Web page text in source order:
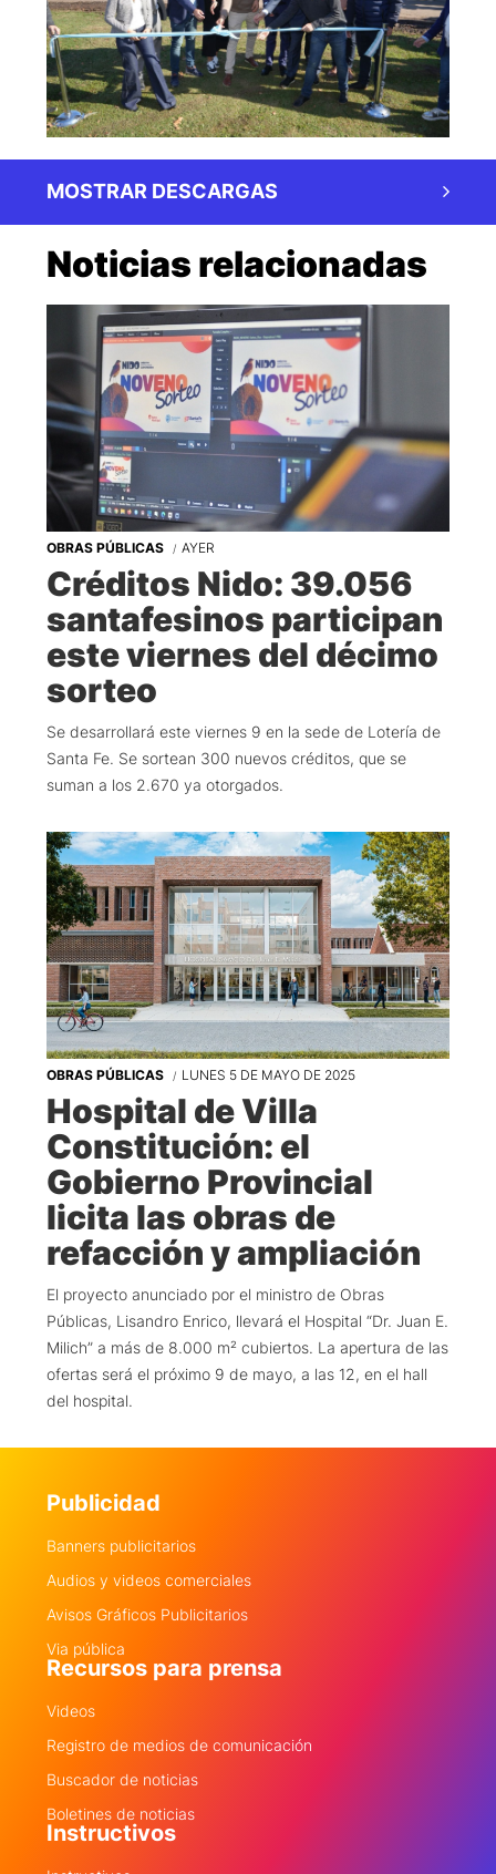
MOSTRAR DESCARGAS
Noticias relacionadas
OBRAS PÚBLICAS AYER
Créditos Nido: 39.056
santafesinos participan
este viernes del décimo
sorteo
Se desarrollará este viernes 9 en la sede de Lotería de
Santa Fe. Se sortean 300 nuevos créditos, que se
suman a los 2.670 ya otorgados.
OBRAS PÚBLICAS LUNES 5 DE MAYO DE 2025
Hospital de Villa
Constitución: el
Gobierno Provincial
licita las obras de
refacción y ampliación
El proyecto anunciado por el ministro de Obras
Públicas, Lisandro Enrico, llevará el Hospital “Dr. Juan E.
Milich” a más de 8.000 m² cubiertos. La apertura de las
ofertas será el próximo 9 de mayo, a las 12, en el hall
del hospital.
Publicidad
Banners publicitarios
Audios y videos comerciales
Avisos Gráficos Publicitarios
Via pública
Recursos para prensa
Videos
Registro de medios de comunicación
Buscador de noticias
Boletines de noticias
Instructivos